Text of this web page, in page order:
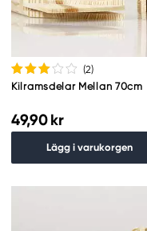
(2)
Kilramsdelar Mellan 70cm
49,90 kr
Lägg i varukorgen